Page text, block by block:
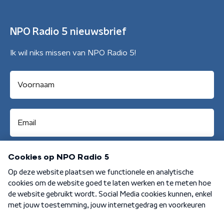
NPO Radio 5 nieuwsbrief
Ik wil niks missen van NPO Radio 5!
Aanmelden
Algemene voorwaarden